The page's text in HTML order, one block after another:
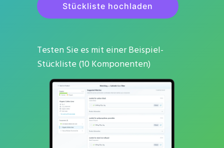
Stückliste hochladen
Testen Sie es mit einer Beispiel-
Stückliste (10 Komponenten)